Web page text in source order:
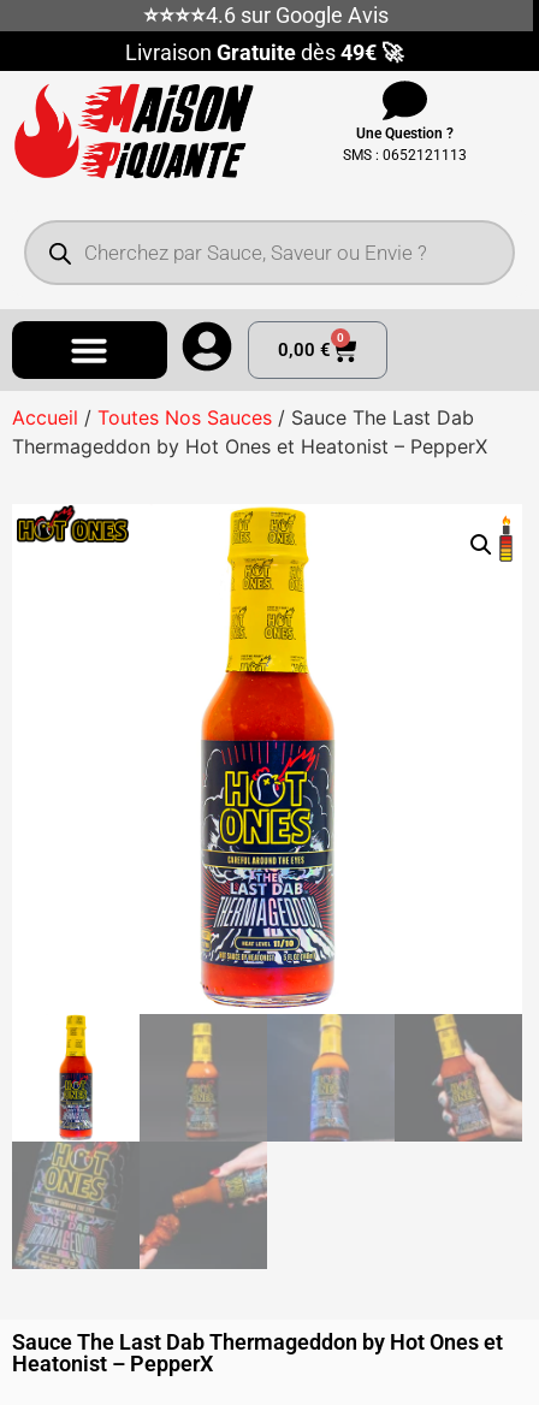
⭐⭐⭐⭐4.6 sur Google Avis
Livraison Gratuitedès49€ 🚀
Une Question ?
SMS : 0652121113
0,00 €
0
Accueil / Toutes Nos Sauces / Sauce The Last Dab
Thermageddon by Hot Ones et Heatonist – PepperX
Sauce The Last Dab Thermageddon by Hot Ones et
Heatonist – PepperX